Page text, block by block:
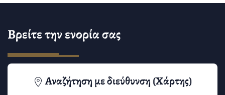
Βρείτε την ενορία σας
Αναζήτηση με διεύθυνση (Χάρτης)